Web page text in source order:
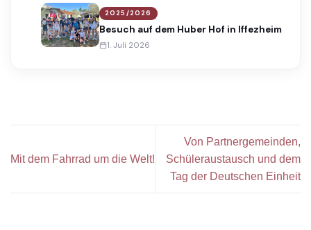
2025/2026
Besuch auf dem Huber Hof in Iffezheim
1. Juli 2026
Mit dem Fahrrad um die Welt!
Von Partnergemeinden,
Schüleraustausch und dem
Tag der Deutschen Einheit